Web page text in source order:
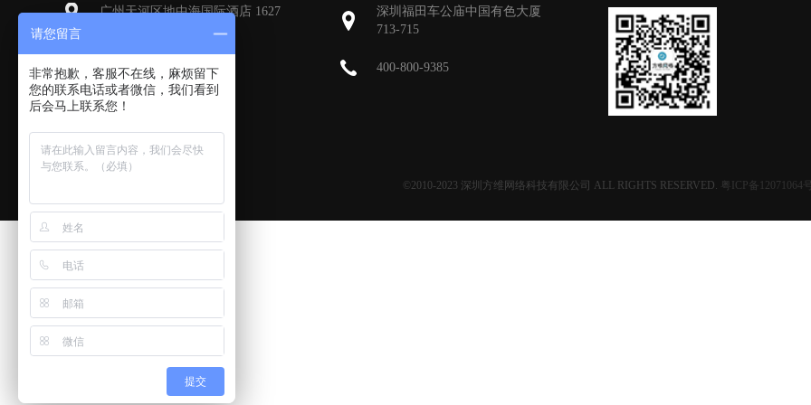
广州天河区地中海国际酒店 1627
深圳福田车公庙中国有色大厦
713-715
400-800-9385
©2010-2023 深圳方维网络科技有限公司 ALL RIGHTS RESERVED. 粤ICP备12071064
请您留言
非常抱歉，客服不在线，麻烦留下
您的联系电话或者微信，我们看到
后会马上联系您！
提交